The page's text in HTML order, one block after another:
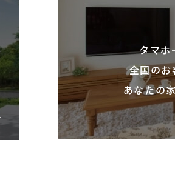
タマホ
全国のお
あなたの